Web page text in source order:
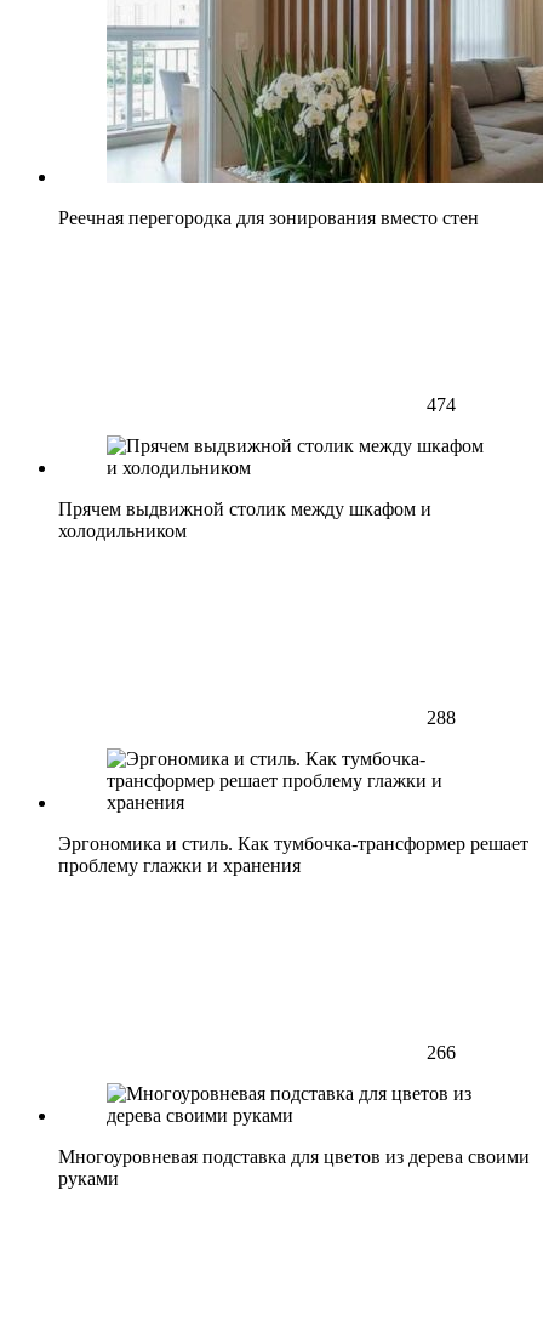
Реечная перегородка для зонирования вместо стен
474
Прячем выдвижной столик между шкафом и
холодильником
288
Эргономика и стиль. Как тумбочка-трансформер решает
проблему глажки и хранения
266
Многоуровневая подставка для цветов из дерева своими
руками